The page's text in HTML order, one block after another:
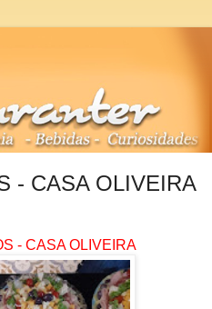
- CASA OLIVEIRA
- CASA OLIVEIRA